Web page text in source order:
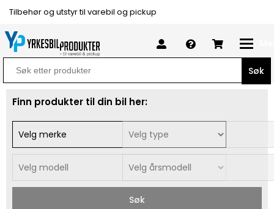
Tilbehør og utstyr til varebil og pickup
Search
for:
Finn produkter til din bil her:
Søk